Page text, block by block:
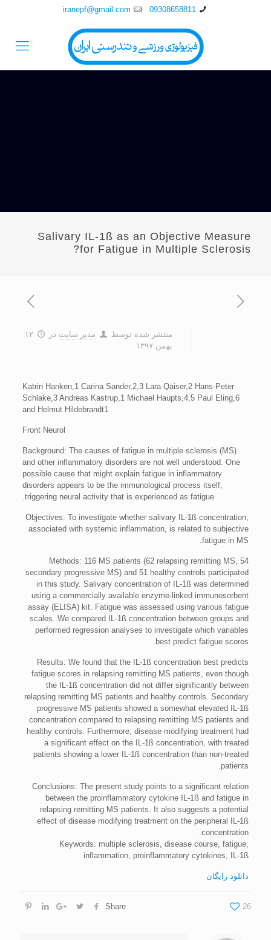
09308658811
iranepf@gmail.com
Salivary IL-1ß as an Objective Measure
for Fatigue in Multiple Sclerosis?
منتشر شده توسط مدیر سایت در
۱۲
بهمن ۱۳۹۷
Katrin Hanken,1 Carina Sander,2,3 Lara Qaiser,2 Hans-Peter
Schlake,3 Andreas Kastrup,1 Michael Haupts,4,5 Paul Eling,6
and Helmut Hildebrandt1
Front Neurol
Background: The causes of fatigue in multiple sclerosis (MS)
and other inflammatory disorders are not well understood. One
possible cause that might explain fatigue in inflammatory
disorders appears to be the immunological process itself,
triggering neural activity that is experienced as fatigue.
Objectives: To investigate whether salivary IL-1ß concentration,
associated with systemic inflammation, is related to subjective
fatigue in MS.
Methods: 116 MS patients (62 relapsing remitting MS, 54
secondary progressive MS) and 51 healthy controls participated
in this study. Salivary concentration of IL-1ß was determined
using a commercially available enzyme-linked immunosorbent
assay (ELISA) kit. Fatigue was assessed using various fatigue
scales. We compared IL-1ß concentration between groups and
performed regression analyses to investigate which variables
best predict fatigue scores.
Results: We found that the IL-1ß concentration best predicts
fatigue scores in relapsing remitting MS patients, even though
the IL-1ß concentration did not differ significantly between
relapsing remitting MS patients and healthy controls. Secondary
progressive MS patients showed a somewhat elevated IL-1ß
concentration compared to relapsing remitting MS patients and
healthy controls. Furthermore, disease modifying treatment had
a significant effect on the IL-1ß concentration, with treated
patients showing a lower IL-1ß concentration than non-treated
patients.
Conclusions: The present study points to a significant relation
between the proinflammatory cytokine IL-1ß and fatigue in
relapsing remitting MS patients. It also suggests a potential
effect of disease modifying treatment on the peripheral IL-1ß
concentration.
Keywords: multiple sclerosis, disease course, fatigue,
inflammation, proinflammatory cytokines, IL-1ß
دانلود رایگان
Share 26